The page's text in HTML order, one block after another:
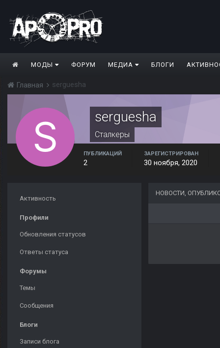
МОДЫ ФОРУМ МЕДИА БЛОГИ
Главная serguesha
serguesha
Сталкеры
ПУБЛИКАЦИЙ
2
ЗАРЕГИСТРИРОВАН
30 ноября, 2020
Активность
Профили
Обновления статусов
Ответы статуса
Форумы
Темы
Сообщения
Блоги
Записи блога
НОВОСТИ,